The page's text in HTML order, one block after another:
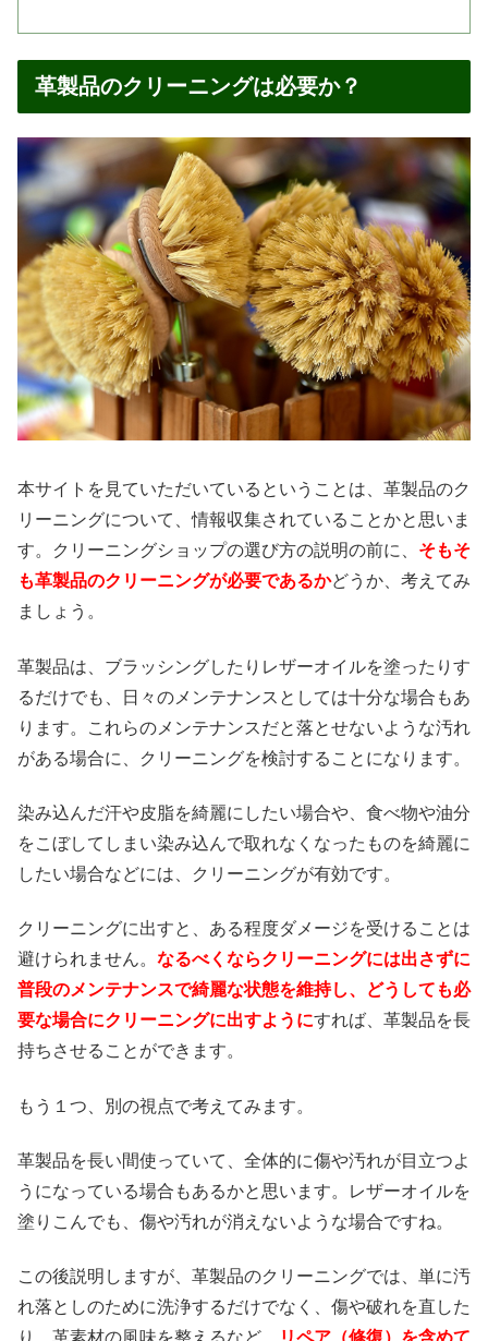
革製品のクリーニングは必要か？
本サイトを見ていただいているということは、革製品のク
リーニングについて、情報収集されていることかと思いま
す。クリーニングショップの選び方の説明の前に、 そもそ
も革製品のクリーニングが必要であるかどうか、考えてみ
ましょう。
革製品は、ブラッシングしたりレザーオイルを塗ったりす
るだけでも、日々のメンテナンスとしては十分な場合もあ
ります。これらのメンテナンスだと落とせないような汚れ
がある場合に、クリーニングを検討することになります。
染み込んだ汗や皮脂を綺麗にしたい場合や、食べ物や油分
をこぼしてしまい染み込んで取れなくなったものを綺麗に
したい場合などには、クリーニングが有効です。
クリーニングに出すと、ある程度ダメージを受けることは
避けられません。 なるべくならクリーニングには出さずに
普段のメンテナンスで綺麗な状態を維持し、どうしても必
要な場合にクリーニングに出すようにすれば、革製品を長
持ちさせることができます。
もう１つ、別の視点で考えてみます。
革製品を長い間使っていて、全体的に傷や汚れが目立つよ
うになっている場合もあるかと思います。レザーオイルを
塗りこんでも、傷や汚れが消えないような場合ですね。
この後説明しますが、革製品のクリーニングでは、単に汚
れ落としのために洗浄するだけでなく、傷や破れを直した